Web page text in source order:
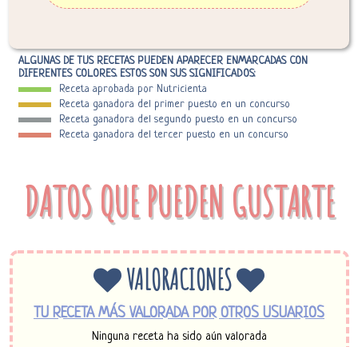
ALGUNAS DE TUS RECETAS PUEDEN APARECER ENMARCADAS CON
DIFERENTES COLORES. ESTOS SON SUS SIGNIFICADOS:
Receta aprobada por Nutricienta
Receta ganadora del primer puesto en un concurso
Receta ganadora del segundo puesto en un concurso
Receta ganadora del tercer puesto en un concurso
DATOS QUE PUEDEN GUSTARTE
VALORACIONES
TU RECETA MÁS VALORADA POR OTROS USUARIOS
Ninguna receta ha sido aún valorada